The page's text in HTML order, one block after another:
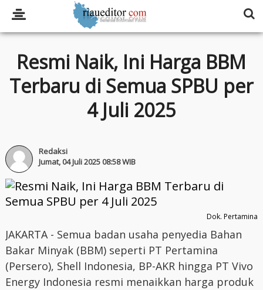
Resmi Naik, Ini Harga BBM
Terbaru di Semua SPBU per
4 Juli 2025
Redaksi
Jumat, 04 Juli 2025 08:58 WIB
Dok. Pertamina
JAKARTA - Semua badan usaha penyedia Bahan
Bakar Minyak (BBM) seperti PT Pertamina
(Persero), Shell Indonesia, BP-AKR hingga PT Vivo
Energy Indonesia resmi menaikkan harga produk